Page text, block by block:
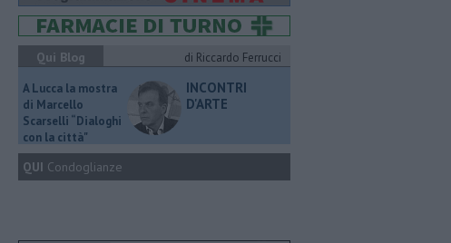
Qui Blog
di Riccardo Ferrucci
A Lucca la mostra
di Marcello
Scarselli “Dialoghi
con la città"
INCONTRI
D'ARTE
QUI Condoglianze